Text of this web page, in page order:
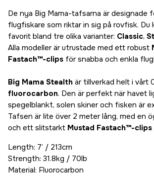
De nya Big Mama-tafsarna är designade
flugfiskare som riktar in sig på rovfisk. Du
favorit bland tre olika varianter: Classic,
Alla modeller är utrustade med ett robust
Fastach™-clips för snabba och enkla
Big Mama Stealth är tillverkad helt i vårt
fluorocarbon. Den är perfekt när havet
spegelblankt, solen skiner och fisken är
Tafsen är lite över 2 meter lång, med en
och ett slitstarkt Mustad Fastach™-clips
Length: 7’ / 213cm
Strength: 31.8kg / 70lb
Material: Fluorocarbon